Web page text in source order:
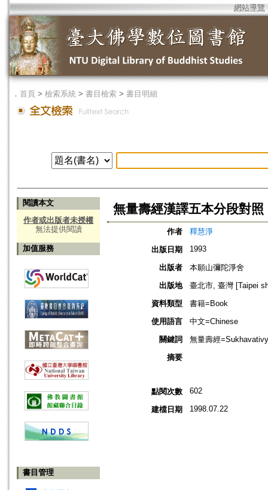
網站導覽
． 首頁 > 檢索系統 > 書目檢索 > 書目明細
閱讀本文
作者或出版者未授權
無法提供閱讀
加值服務
書目管理
無量壽經漢譯五本分段對照
作者
釋慧淨
出版日期
1993
出版者
本願山彌陀淨舍
出版地
臺北市, 臺灣 [Taipei
資料類型
書籍=Book
使用語言
中文=Chinese
關鍵詞
無量壽經
摘要
點閱次數 602
建檔日期 1998.07.22